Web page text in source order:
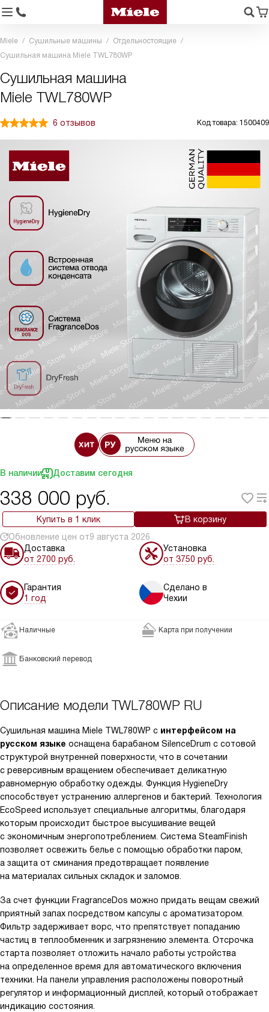
Miele Сушильные машины
Отдельностоящие
Сушильная машина Miele TWL780WP
Сушильная машина
Miele TWL780WP
6 отзывов Код товара: 1500409
В наличии Доставим сегодня
338 000 руб.
Купить в 1 клик
В корзину
Обновление цен от9 августа 2026
Доставка
от 2700 руб.
Установка
от 3750 руб.
Гарантия
1 год
Сделано в
Чехии
Наличные Карта при получении
Банковский перевод
Описание модели TWL780WP RU
Сушильная машина Miele TWL780WP с интерфейсом на
русском языке оснащена барабаном SilenceDrum с сотовой
структурой внутренней поверхности, что в сочетании
с реверсивным вращением обеспечивает деликатную
равномерную обработку одежды. Функция HygieneDry
способствует устранению аллергенов и бактерий. Технология
EcoSpeed использует специальные алгоритмы, благодаря
которым происходит быстрое высушивание вещей
с экономичным энергопотреблением. Система SteamFinish
позволяет освежить белье с помощью обработки паром,
а защита от сминания предотвращает появление
на материалах сильных складок и заломов.
За счет функции FragranceDos можно придать вещам свежий
приятный запах посредством капсулы с ароматизатором.
Фильтр задерживает ворс, что препятствует попаданию
частиц в теплообменник и загрязнению элемента. Отсрочка
старта позволяет отложить начало работы устройства
на определенное время для автоматического включения
техники. На панели управления расположены поворотный
регулятор и информационный дисплей, который отображает
индикацию состояния.